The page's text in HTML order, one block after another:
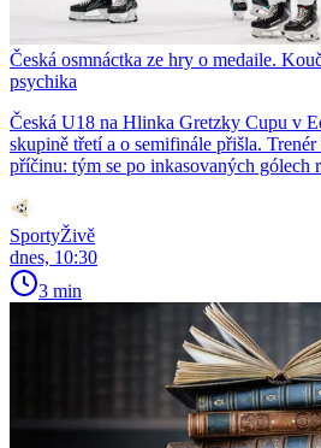
Česká osmnáctka ze hry o medaile.
psychika
Česká U18 na Hlinka Gretzky Cupu v
skupině třetí a o semifinále přišla.
příčinu: tým se po inkasovaných gólech
SportyŽivě
dnes, 10:30
3 min